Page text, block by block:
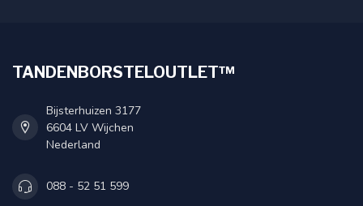
TANDENBORSTELOUTLET™
Bijsterhuizen 3177
6604 LV Wijchen
Nederland
088 - 52 51 599